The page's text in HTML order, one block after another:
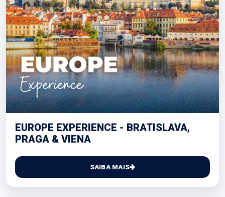
EUROPE EXPERIENCE - BRATISLAVA,
PRAGA & VIENA
SAIBA MAIS